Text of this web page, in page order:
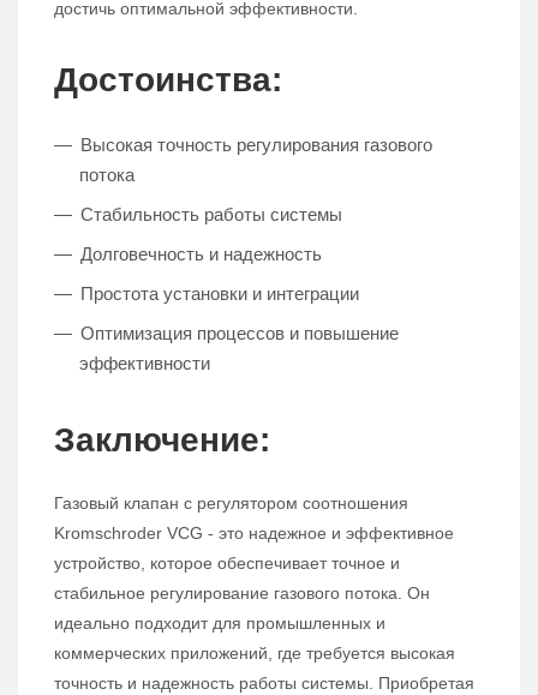
достичь оптимальной эффективности.
Достоинства:
Высокая точность регулирования газового
потока
Стабильность работы системы
Долговечность и надежность
Простота установки и интеграции
Оптимизация процессов и повышение
эффективности
Заключение:
Газовый клапан с регулятором соотношения
Kromschroder VCG - это надежное и эффективное
устройство, которое обеспечивает точное и
стабильное регулирование газового потока. Он
идеально подходит для промышленных и
коммерческих приложений, где требуется высокая
точность и надежность работы системы. Приобретая